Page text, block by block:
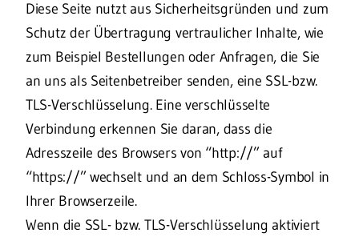
Diese Seite nutzt aus Sicherheitsgründen und zum
Schutz der Übertragung vertraulicher Inhalte, wie
zum Beispiel Bestellungen oder Anfragen, die Sie
an uns als Seitenbetreiber senden, eine SSL-bzw.
TLS-Verschlüsselung. Eine verschlüsselte
Verbindung erkennen Sie daran, dass die
Adresszeile des Browsers von “http://” auf
“https://” wechselt und an dem Schloss-Symbol in
Ihrer Browserzeile.
Wenn die SSL- bzw. TLS-Verschlüsselung aktiviert